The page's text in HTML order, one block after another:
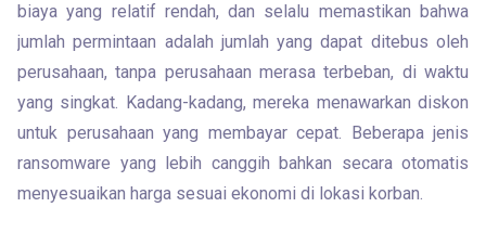
biaya yang relatif rendah, dan selalu memastikan bahwa
jumlah permintaan adalah jumlah yang dapat ditebus oleh
perusahaan, tanpa perusahaan merasa terbeban, di waktu
yang singkat. Kadang-kadang, mereka menawarkan diskon
untuk perusahaan yang membayar cepat. Beberapa jenis
ransomware yang lebih canggih bahkan secara otomatis
menyesuaikan harga sesuai ekonomi di lokasi korban.